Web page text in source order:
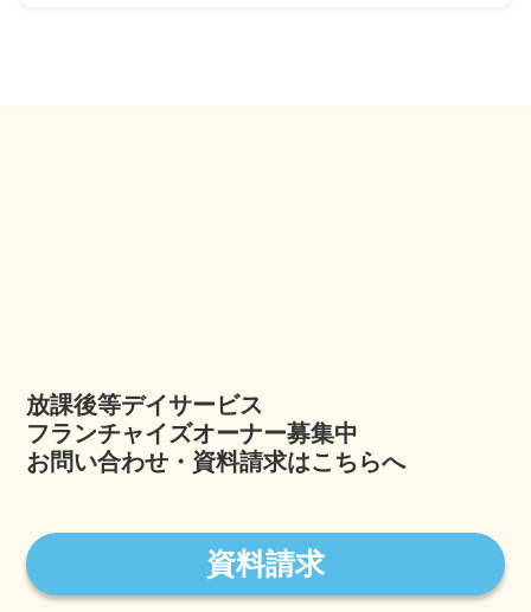
放課後等デイサービス
フランチャイズオーナー募集中
お問い合わせ・資料請求はこちらへ
資料請求